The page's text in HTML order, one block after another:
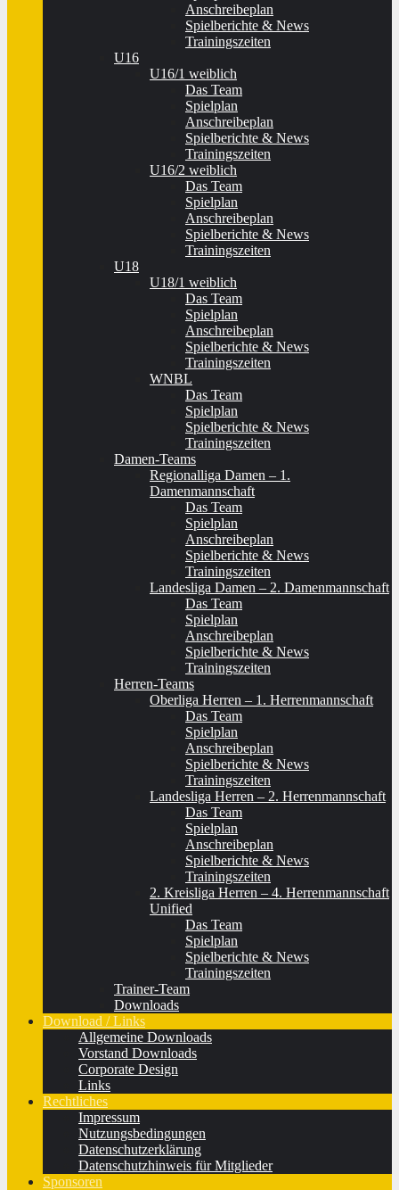
Anschreibeplan
Spielberichte & News
Trainingszeiten
U16
U16/1 weiblich
Das Team
Spielplan
Anschreibeplan
Spielberichte & News
Trainingszeiten
U16/2 weiblich
Das Team
Spielplan
Anschreibeplan
Spielberichte & News
Trainingszeiten
U18
U18/1 weiblich
Das Team
Spielplan
Anschreibeplan
Spielberichte & News
Trainingszeiten
WNBL
Das Team
Spielplan
Spielberichte & News
Trainingszeiten
Damen-Teams
Regionalliga Damen – 1.
Damenmannschaft
Das Team
Spielplan
Anschreibeplan
Spielberichte & News
Trainingszeiten
Landesliga Damen – 2. Damenmannschaft
Das Team
Spielplan
Anschreibeplan
Spielberichte & News
Trainingszeiten
Herren-Teams
Oberliga Herren – 1. Herrenmannschaft
Das Team
Spielplan
Anschreibeplan
Spielberichte & News
Trainingszeiten
Landesliga Herren – 2. Herrenmannschaft
Das Team
Spielplan
Anschreibeplan
Spielberichte & News
Trainingszeiten
2. Kreisliga Herren – 4. Herrenmannschaft
Unified
Das Team
Spielplan
Spielberichte & News
Trainingszeiten
Trainer-Team
Downloads
Download / Links
Allgemeine Downloads
Vorstand Downloads
Corporate Design
Links
Rechtliches
Impressum
Nutzungsbedingungen
Datenschutzerklärung
Datenschutzhinweis für Mitglieder
Sponsoren